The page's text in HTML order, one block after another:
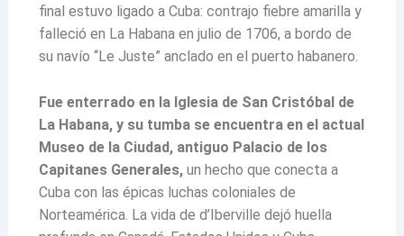
final estuvo ligado a Cuba: contrajo fiebre amarilla y
falleció en La Habana en julio de 1706, a bordo de
su navío “Le Juste” anclado en el puerto habanero.
Fue enterrado en la Iglesia de San Cristóbal de
La Habana, y su tumba se encuentra en el actual
Museo de la Ciudad, antiguo Palacio de los
Capitanes Generales,un hecho que conecta a
Cuba con las épicas luchas coloniales de
Norteamérica. La vida de d’Iberville dejó huella